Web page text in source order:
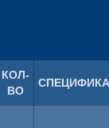
КОЛ-
ВО